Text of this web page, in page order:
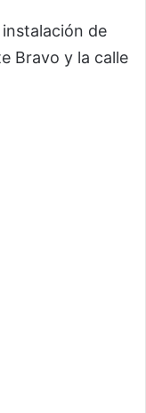
de
Bravo y la calle